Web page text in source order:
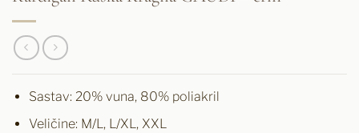
Sastav: 20% vuna, 80% poliakril
Veličine: M/L, L/XL, XXL